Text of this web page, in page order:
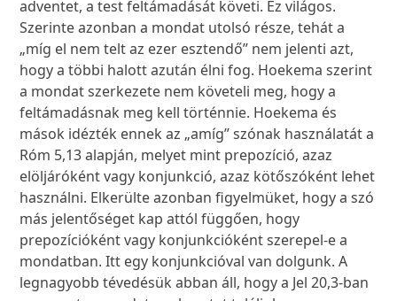
adventet, a test feltámadását követi. Ez világos.
Szerinte azonban a mondat utolsó része, tehát a
„míg el nem telt az ezer esztendő” nem jelenti azt,
hogy a többi halott azután élni fog. Hoekema szerint
a mondat szerkezete nem követeli meg, hogy a
feltámadásnak meg kell történnie. Hoekema és
mások idézték ennek az „amíg” szónak használatát a
Róm 5,13 alapján, melyet mint prepozíció, azaz
elöljáróként vagy konjunkció, azaz kötőszóként lehet
használni. Elkerülte azonban figyelmüket, hogy a szó
más jelentőséget kap attól függően, hogy
prepozícióként vagy konjunkcióként szerepel-e a
mondatban. Itt egy konjunkcióval van dolgunk. A
legnagyobb tévedésük abban áll, hogy a Jel 20,3-ban